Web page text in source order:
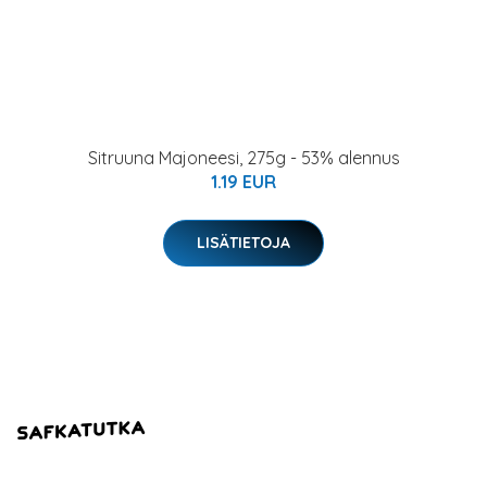
Sitruuna Majoneesi, 275g - 53% alennus
1.19 EUR
LISÄTIETOJA